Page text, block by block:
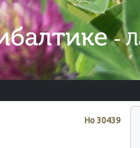
Нo30439